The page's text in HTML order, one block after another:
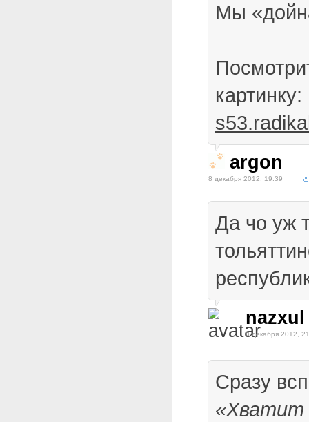
Мы
картинку:
argon
8 декабря 2012, 19:39
Да чо уж
nazxul
8 декабря 2012,
Сразу
«Хватит